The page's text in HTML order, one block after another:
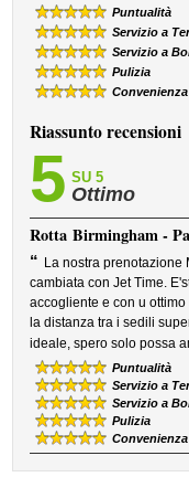
Puntualità
Servizio a
Servizio a
Pulizia
Convenienza
Riassunto recensioni
5 SU 5
Ottimo
RottaBirmingham -
“ La nostra prenotazione
cambiata con Jet Time.
accogliente e con u
la distanza tra i sedili
ideale, spero solo possa
Puntualità
Servizio a
Servizio a
Pulizia
Convenienza